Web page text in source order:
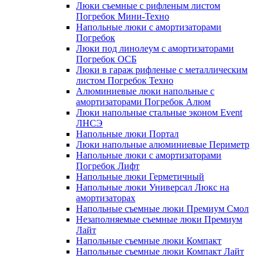
Люки съемные с рифленым листом
Погребок Мини-Техно
Напольные люки с амортизаторами
Погребок
Люки под линолеум с амортизаторами
Погребок ОСБ
Люки в гараж рифленые с металлическим
листом Погребок Техно
Алюминиевые люки напольные с
амортизаторами Погребок Алюм
Люки напольные стальные эконом Event
ЛНСЭ
Напольные люки Портал
Люки напольные алюминиевые Периметр
Напольные люки с амортизаторами
Погребок Лифт
Напольные люки Герметичный
Напольные люки Универсал Люкс на
амортизаторах
Напольные съемные люки Премиум Смол
Незаполняемые съемные люки Премиум
Лайт
Напольные съемные люки Компакт
Напольные съемные люки Компакт Лайт